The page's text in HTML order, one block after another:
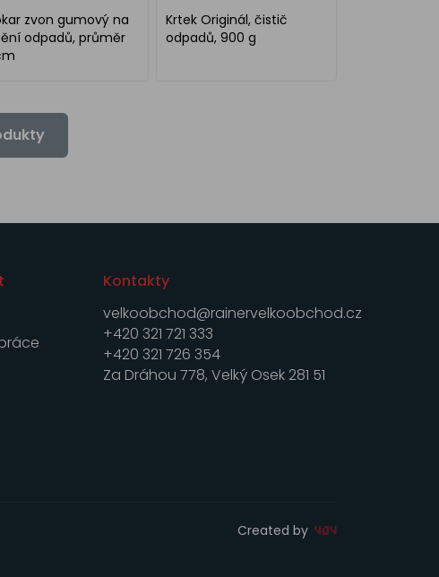
zvon gumový na
odpadů, průměr
Krtek Originál, čistič
odpadů, 900 g
Kontakty
velkoobchod@rainervelkoobchod.cz
+420 321 721 333
+420 321 726 354
Za Dráhou 778, Velký Osek 281 51
Created by